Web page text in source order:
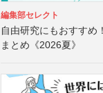
編集部セレクト
自由研究にもおすすめ
まとめ《2026夏》